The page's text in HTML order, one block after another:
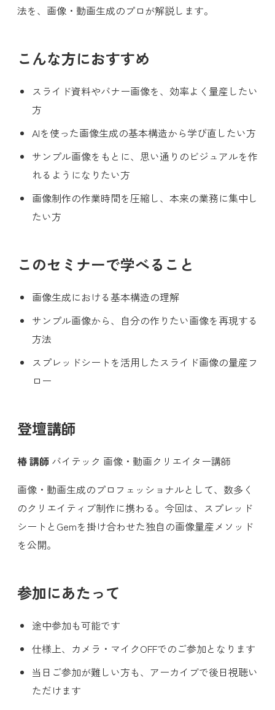
法を、画像・動画生成のプロが解説します。
こんな方におすすめ
スライド資料やバナー画像を、効率よく量産したい
方
AIを使った画像生成の基本構造から学び直したい方
サンプル画像をもとに、思い通りのビジュアルを作
れるようになりたい方
画像制作の作業時間を圧縮し、本来の業務に集中し
たい方
このセミナーで学べること
画像生成における基本構造の理解
サンプル画像から、自分の作りたい画像を再現する
方法
スプレッドシートを活用したスライド画像の量産フ
ロー
登壇講師
椿 講師 バイテック 画像・動画クリエイター講師
画像・動画生成のプロフェッショナルとして、数多く
のクリエイティブ制作に携わる。今回は、スプレッド
シートとGemを掛け合わせた独自の画像量産メソッド
を公開。
参加にあたって
途中参加も可能です
仕様上、カメラ・マイクOFFでのご参加となります
当日ご参加が難しい方も、アーカイブで後日視聴い
ただけます